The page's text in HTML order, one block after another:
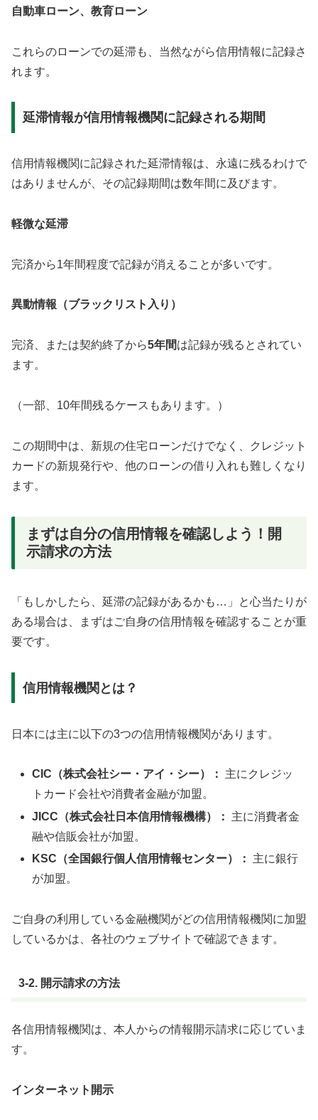
自動車ローン、教育ローン
これらのローンでの延滞も、当然ながら信用情報に記録さ
れます。
延滞情報が信用情報機関に記録される期間
信用情報機関に記録された延滞情報は、永遠に残るわけで
はありませんが、その記録期間は数年間に及びます。
軽微な延滞
完済から1年間程度で記録が消えることが多いです。
異動情報（ブラックリスト入り）
完済、または契約終了から5年間は記録が残るとされてい
ます。
（一部、10年間残るケースもあります。）
この期間中は、新規の住宅ローンだけでなく、クレジット
カードの新規発行や、他のローンの借り入れも難しくなり
ます。
まずは自分の信用情報を確認しよう！開
示請求の方法
「もしかしたら、延滞の記録があるかも…」と心当たりが
ある場合は、まずはご自身の信用情報を確認することが重
要です。
信用情報機関とは？
日本には主に以下の3つの信用情報機関があります。
CIC（株式会社シー・アイ・シー）：
主にクレジッ
トカード会社や消費者金融が加盟。
JICC（株式会社日本信用情報機構）：
主に消費者金
融や信販会社が加盟。
KSC（全国銀行個人信用情報センター）：
主に銀行
が加盟。
ご自身の利用している金融機関がどの信用情報機関に加盟
しているかは、各社のウェブサイトで確認できます。
3-2. 開示請求の方法
各信用情報機関は、本人からの情報開示請求に応じていま
す。
インターネット開示